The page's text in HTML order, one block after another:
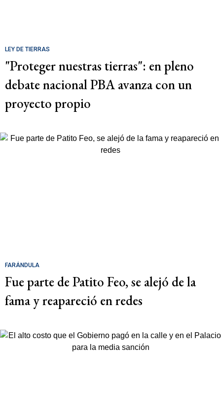
LEY DE TIERRAS
"Proteger nuestras tierras": en pleno
debate nacional PBA avanza con un
proyecto propio
FARÁNDULA
Fue parte de Patito Feo, se alejó de la
fama y reapareció en redes